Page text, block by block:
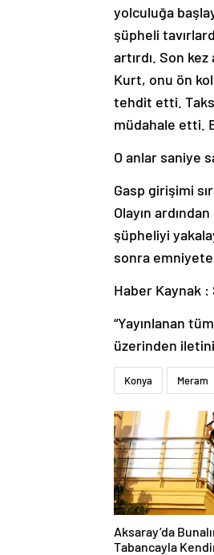
yolculuğa
şüpheli
artırdı. Son
Kurt, onu ön
tehdit etti.
müdahale etti.
O anlar saniye
Gasp girişimi
Olayın
şüpheliyi
sonra
Haber Kaynak :
“Yayınlanan
üzerinden
Konya Meram
Aksaray’da
Tabancayla